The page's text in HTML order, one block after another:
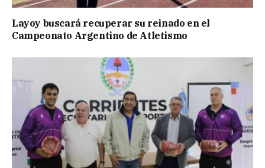
Layoy buscará recuperar su reinado en el
Campeonato Argentino de Atletismo